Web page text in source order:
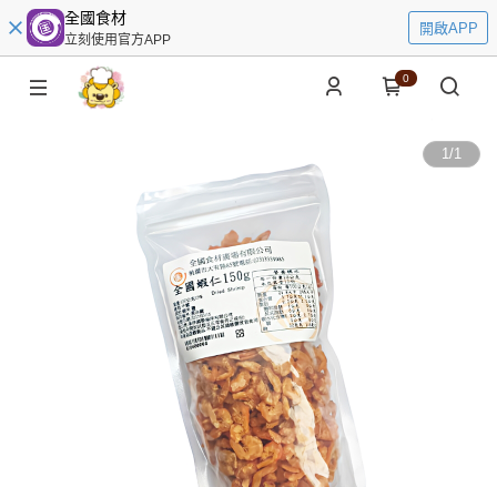
全國食材
立刻使用官方APP
開啟APP
0
1/1